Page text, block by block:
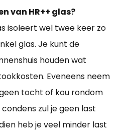
van HR++ glas?
isoleert wel twee keer zo
glas. Je kunt de
houden wat
Eveneens neem
tocht of kou rondom
zul je geen last
heb je veel minder last